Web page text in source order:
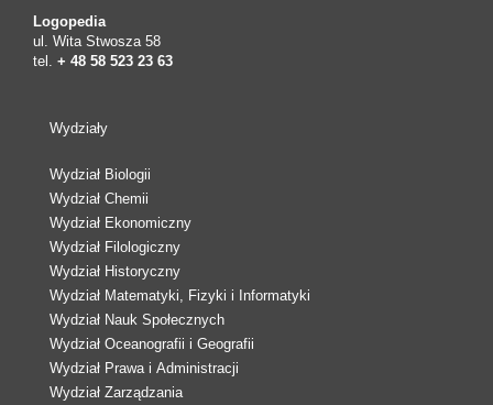
Logopedia
ul. Wita Stwosza 58
tel. + 48 58 523 23 63
Wydziały
Wydział Biologii
Wydział Chemii
Wydział Ekonomiczny
Wydział Filologiczny
Wydział Historyczny
Wydział Matematyki, Fizyki i Informatyki
Wydział Nauk Społecznych
Wydział Oceanografii i Geografii
Wydział Prawa i Administracji
Wydział Zarządzania